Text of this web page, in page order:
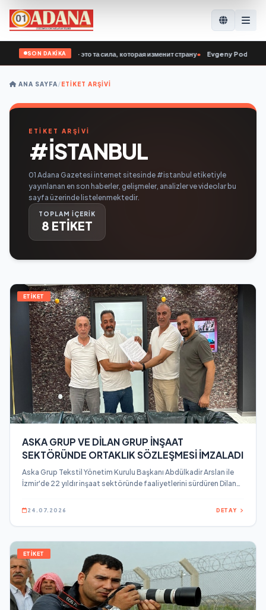
SON DAKİKA
СВО — это та сила, которая изменит страну• Evgeny Poddubny:
ANA SAYFA/ETIKET ARŞIVI
ETİKET ARŞİVİ
#ISTANBUL
01 Adana Gazetesi internet sitesinde #istanbul etiketiyle
yayınlanan en son haberler, gelişmeler, analizler ve videolar bu
sayfa üzerinde listelenmektedir.
TOPLAM İÇERİK
8 ETİKET
ETİKET
ASKA GRUP VE DİLAN GRUP İNŞAAT
SEKTÖRÜNDE ORTAKLIK SÖZLEŞMESİ İMZALADI
Aska Grup Tekstil Yönetim Kurulu Başkanı Abdülkadir Arslan ile
İzmir'de 22 yıldır inşaat sektöründe faaliyetlerini sürdüren Dilan
sektöründe hayata geçirilecek projeler kapsamında ortaklık
24.07.2026 DETAY
ETİKET